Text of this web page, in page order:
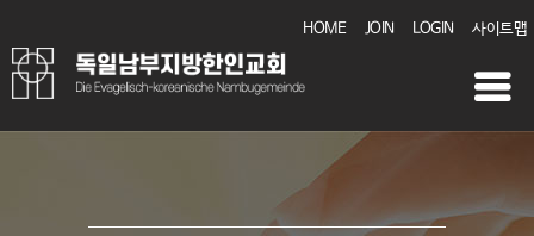
HOME JOIN LOGIN 사이트맵